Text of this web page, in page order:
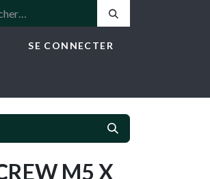
SE CONNECTER
M5 X